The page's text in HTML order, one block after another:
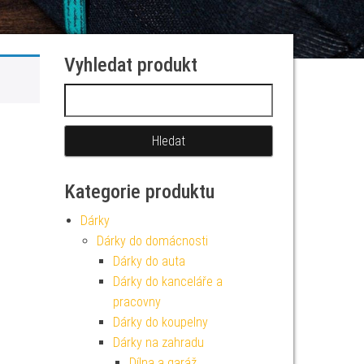
Vyhledat produkt
Kategorie produktu
Dárky
Dárky do domácnosti
Dárky do auta
Dárky do kanceláře a
pracovny
Dárky do koupelny
Dárky na zahradu